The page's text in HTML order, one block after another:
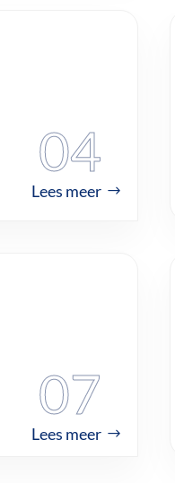
04
Lees meer
07
Lees meer